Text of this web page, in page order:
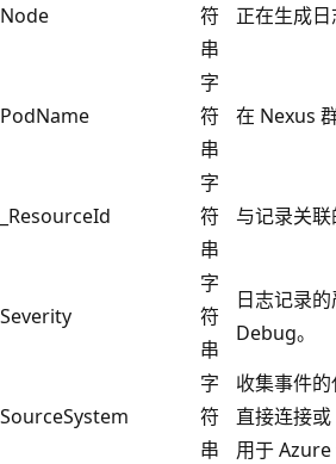
Node
符
串
正在生成日
PodName
字
符
串
在 Nexus
_ResourceId
字
符
串
与记录关
Severity
字
符
串
日志记录
Debug。
SourceSystem
字
符
串
收集事件
直接连接
用于 Azure